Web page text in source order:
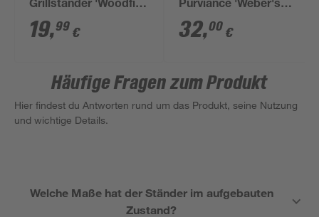
Grillständer 'Woodfire
Outdoor Ofen'
Aluminium 4,3 x 37,4 x
19,99 €
Purviance 'Weber's
Grillbibel Vol. 2'
32,00 €
Häufige Fragen zum Produkt
Hier findest du Antworten rund um das Produkt, seine Nutzung
und wichtige Details.
Welche Maße hat der Ständer im aufgebauten
Zustand?